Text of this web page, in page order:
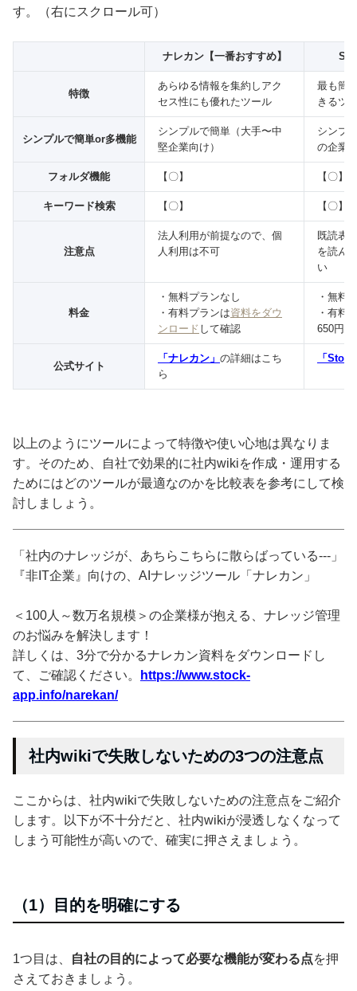
す。（右にスクロール可）
ナレカン【一番おすすめ】
特徴
あらゆる情報を集約しアク
セス性にも優れたツール
最も簡
きるツ
シンプルで簡単or多機能
シンプルで簡単（大手〜中
堅企業向け）
シンプ
の企業
フォルダ機能 【〇】 【〇】
キーワード検索 【〇】 【〇】
注意点
法人利用が前提なので、個
人利用は不可
既読表
を読ん
い
料金
・無料プランなし
・有料プランは資料をダウ
ンロード して確認
・無料
・有料
650円/
公式サイト
「ナレカン」 の詳細はこち
ら
「
以上のようにツールによって特徴や使い心地は異なりま
す。そのため、自社で効果的に社内wikiを作成・運用する
ためにはどのツールが最適なのかを比較表を参考にして検
討しましょう。
「社内のナレッジが、あちらこちらに散らばっている---」
『非IT企業』向けの、AIナレッジツール「ナレカン」
＜100人～数万名規模＞の企業様が抱える、ナレッジ管理
のお悩みを解決します！
詳しくは、3分で分かるナレカン資料をダウンロードし
て、ご確認ください。
https://www.stock-
app.info/narekan/
社内wikiで失敗しないための3つの注意点
ここからは、社内wikiで失敗しないための注意点をご紹介
します。以下が不十分だと、社内wikiが浸透しなくなって
しまう可能性が高いので、確実に押さえましょう。
（1）目的を明確にする
1つ目は、 自社の目的によって必要な機能が変わる点を押
さえておきましょう。